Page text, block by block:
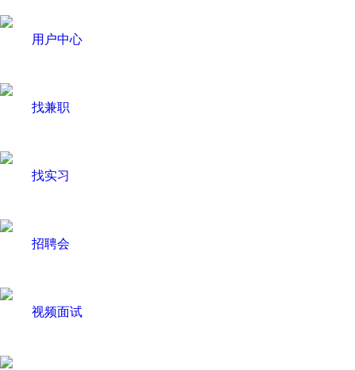
用户中心
找兼职
找实习
招聘会
视频面试